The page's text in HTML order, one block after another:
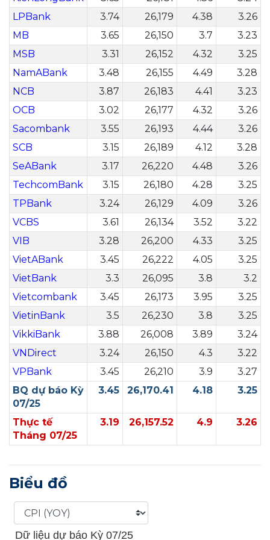
LPBank
3.74 26,179 4.38
3.26
MB
3.65 26,150 3.7
3.23
MSB
3.31 26,152 4.32
3.25
NamABank
3.48 26,155 4.49
3.28
NCB
3.87 26,183 4.41
3.23
OCB
3.02 26,177 4.32
3.26
Sacombank
3.55 26,193 4.44
3.26
SCB
3.15 26,189 4.12
3.28
SeABank
3.17 26,220 4.48
3.26
TechcomBank
3.15 26,180 4.28
3.25
TPBank
3.24 26,129 4.09
3.26
VCBS
3.61 26,134 3.52
3.22
VIB
3.28 26,200 4.33
3.25
VietABank
3.45 26,222 4.05
3.25
VietBank
3.3 26,095 3.8
3.2
Vietcombank
3.45 26,173 3.95
3.25
VietinBank
3.5 26,230 3.8
3.25
VikkiBank
3.88 26,008 3.89
3.24
VNDirect
3.24 26,150 4.3
3.22
VPBank
3.45 26,210 3.9
3.27
BQ dự báo Kỳ
07/25
3.45 26,170.41 4.18 3.25
Thực tế
Tháng 07/25
3.19 26,157.52 4.9 3.26
Biểu đồ
Dữ liệu dự báo Kỳ 07/25